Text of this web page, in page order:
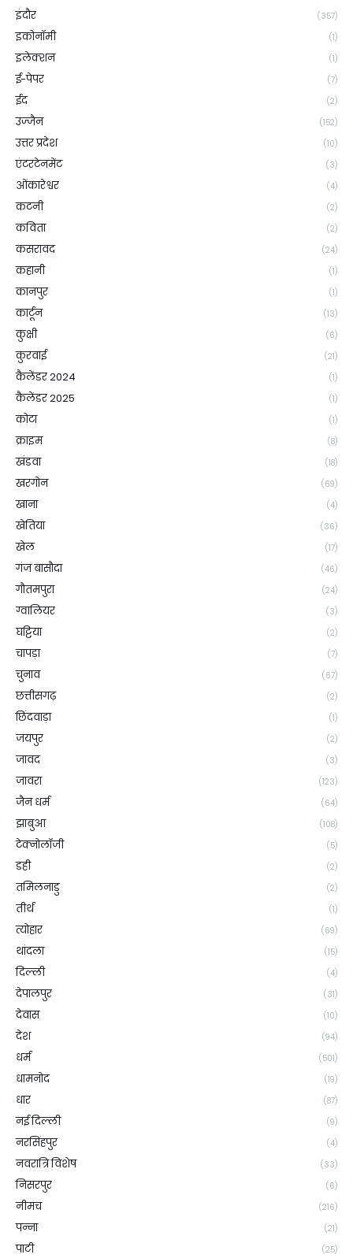
इंदौर (357)
इकोनॉमी (1)
इलेक्शन (1)
ई-पेपर (7)
ईद (2)
उज्जैन (152)
उत्तर प्रदेश (10)
एंटरटेनमेंट (3)
ओंकारेश्वर (4)
कटनी (2)
कविता (2)
कसरावद (24)
कहानी (1)
कानपुर (1)
कार्टून (13)
कुक्षी (6)
कुरवाई (21)
कैलेंडर 2024 (1)
कैलेंडर 2025 (1)
कोटा (1)
क्राइम (8)
खंडवा (18)
खरगोन (69)
खाना (4)
खेतिया (36)
खेल (17)
गंज बासौदा (46)
गौतमपुरा (24)
ग्वालियर (3)
घट्टिया (2)
चापड़ा (7)
चुनाव (67)
छत्तीसगढ़ (2)
छिंदवाड़ा (1)
जयपुर (2)
जावद (3)
जावरा (123)
जैन धर्म (64)
झाबुआ (108)
टेक्नोलॉजी (5)
डही (2)
तमिलनाडु (2)
तीर्थ (1)
त्योहार (69)
थांदला (15)
दिल्ली (4)
देपालपुर (31)
देवास (10)
देश (94)
धर्म (501)
धामनोद (19)
धार (87)
नई दिल्ली (9)
नरसिंहपुर (4)
नवरात्रि विशेष (33)
निसरपुर (6)
नीमच (216)
पन्ना (21)
पाटी (25)